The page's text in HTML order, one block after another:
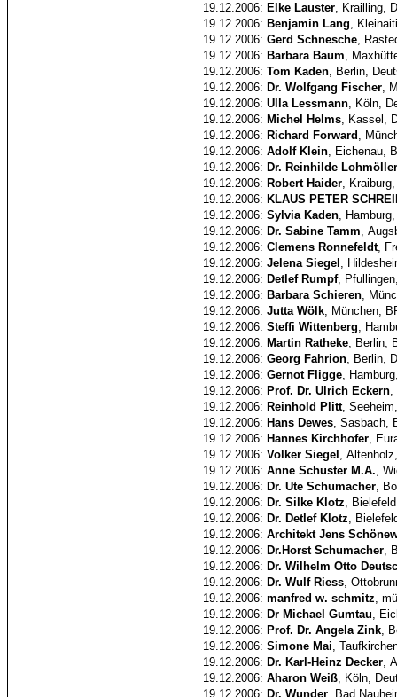
19.12.2006: Elke Lauster , Krailling,
19.12.2006: Benjamin Lang ,
19.12.2006: Gerd Schnesche ,
19.12.2006: Barbara Baum ,
19.12.2006: Tom Kaden , Berlin,
19.12.2006: Dr. Wolfgang Fischer ,
19.12.2006: Ulla Lessmann , Köln,
19.12.2006: Michel Helms , Kassel,
19.12.2006: Richard Forward
,
19.12.2006: Adolf Klein , Eichenau,
19.12.2006: Dr. Reinhilde Lohmöller
19.12.2006: Robert Haider ,
19.12.2006: KLAUS PETER
19.12.2006: Sylvia Kaden ,
19.12.2006: Dr. Sabine Tamm ,
19.12.2006: Clemens Ronnefeldt,
19.12.2006: Jelena Siegel
,
19.12.2006: Detlef Rumpf,
19.12.2006: Barbara Schieren ,
19.12.2006: Jutta Wölk , München,
19.12.2006: Steffi Wittenberg ,
19.12.2006: Martin Ratheke , Berlin,
19.12.2006: Georg Fahrion , Berlin,
19.12.2006: Gernot Fligge ,
19.12.2006: Prof. Dr. Ulrich Eckern
19.12.2006: Reinhold Plitt,
19.12.2006: Hans Dewes , Sasbach,
19.12.2006: Hannes Kirchhofer ,
19.12.2006: Volker Siegel
,
19.12.2006: Anne Schuster M.A. ,
19.12.2006: Dr. Ute Schumacher ,
19.12.2006: Dr. Silke Klotz ,
19.12.2006: Dr. Detlef Klotz ,
19.12.2006: Architekt Jens
19.12.2006: Dr.Horst Schumacher ,
19.12.2006: Dr. Wilhelm Otto
19.12.2006: Dr. Wulf Riess ,
19.12.2006: manfred w. schmitz ,
19.12.2006: Dr Michael Gumtau ,
19.12.2006: Prof. Dr. Angela Zink ,
19.12.2006: Simone Mai ,
19.12.2006: Dr. Karl-Heinz Decker ,
19.12.2006: Aharon Weiß , Köln,
19.12.2006: Dr. Wunder , Bad